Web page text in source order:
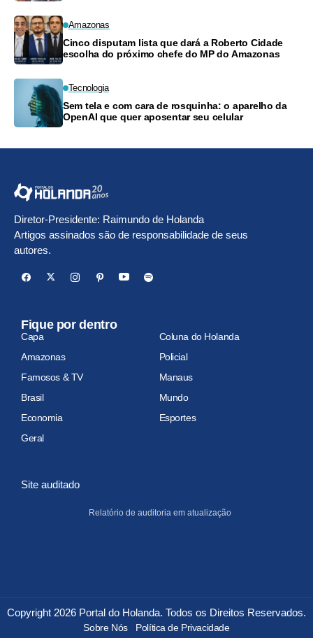
Amazonas
Cinco disputam lista que dará a Roberto Cidade
escolha do próximo chefe do MP do Amazonas
Tecnologia
Sem tela e com cara de rosquinha: o aparelho da
OpenAI que quer aposentar seu celular
Diretor-Presidente: Raimundo de Holanda
Artigos assinados são de responsabilidade de seus
autores.
Fique por dentro
Capa
Coluna do Holanda
Amazonas
Policial
Famosos & TV
Manaus
Brasil
Mundo
Economia
Esportes
Geral
Site auditado
Relatório de auditoria em atualização
Copyright 2026 Portal do Holanda. Todos os Direitos Reservados.
Sobre Nós Política de Privacidade